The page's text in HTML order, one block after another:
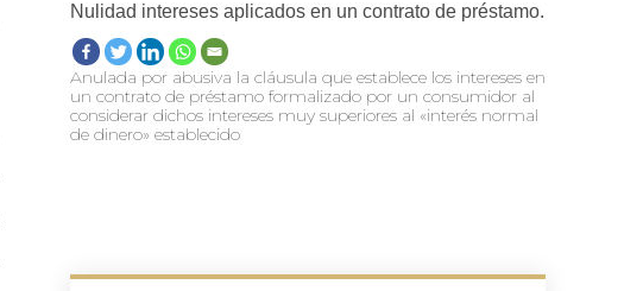
Nulidad intereses aplicados en un contrato de préstamo.
Anulada por abusiva la cláusula que establece los intereses en
un contrato de préstamo formalizado por un consumidor al
considerar dichos intereses muy superiores al «interés normal
de dinero» establecido